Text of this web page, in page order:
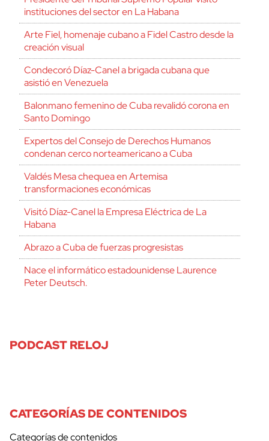
instituciones del sector en La Habana
Arte Fiel, homenaje cubano a Fidel Castro desde la
creación visual
Condecoró Díaz-Canel a brigada cubana que
asistió en Venezuela
Balonmano femenino de Cuba revalidó corona en
Santo Domingo
Expertos del Consejo de Derechos Humanos
condenan cerco norteamericano a Cuba
Valdés Mesa chequea en Artemisa
transformaciones económicas
Visitó Díaz-Canel la Empresa Eléctrica de La
Habana
Abrazo a Cuba de fuerzas progresistas
Nace el informático estadounidense Laurence
Peter Deutsch.
PODCAST RELOJ
CATEGORÍAS DE CONTENIDOS
Categorías de contenidos